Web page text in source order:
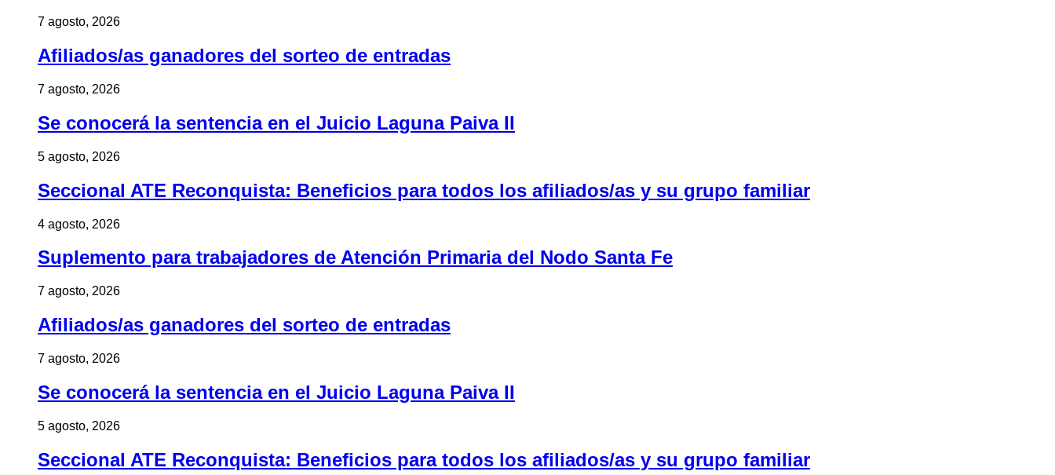
7 agosto, 2026
Afiliados/as ganadores del sorteo de entradas
7 agosto, 2026
Se conocerá la sentencia en el Juicio Laguna Paiva II
5 agosto, 2026
Seccional ATE Reconquista: Beneficios para todos los afiliados/as y su grupo familiar
4 agosto, 2026
Suplemento para trabajadores de Atención Primaria del Nodo Santa Fe
7 agosto, 2026
Afiliados/as ganadores del sorteo de entradas
7 agosto, 2026
Se conocerá la sentencia en el Juicio Laguna Paiva II
5 agosto, 2026
Seccional ATE Reconquista: Beneficios para todos los afiliados/as y su grupo familiar